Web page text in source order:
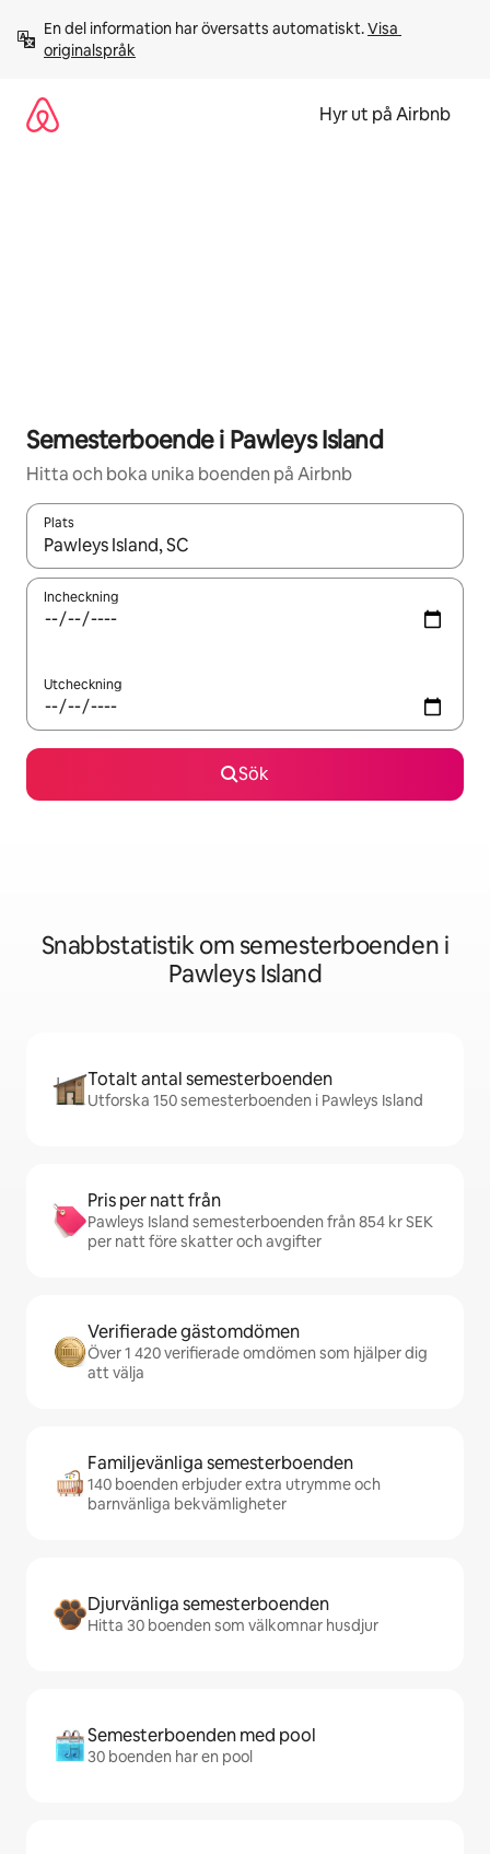
innehåll
En del information har översatts automatiskt. Visa
originalspråk
Hyr ut på Airbnb
Semesterboende i Pawleys Island
Hitta och boka unika boenden på Airbnb
Plats
När resultaten är tillgängliga kan du navigera med upp- och
Incheckning
Utcheckning
Sök
Snabbstatistik om semesterboenden i
Pawleys Island
Totalt antal semesterboenden
Utforska 150 semesterboenden i Pawleys Island
Pris per natt från
Pawleys Island semesterboenden från 854 kr SEK
per natt före skatter och avgifter
Verifierade gästomdömen
Över 1 420 verifierade omdömen som hjälper dig
att välja
Familjevänliga semesterboenden
140 boenden erbjuder extra utrymme och
barnvänliga bekvämligheter
Djurvänliga semesterboenden
Hitta 30 boenden som välkomnar husdjur
Semesterboenden med pool
30 boenden har en pool